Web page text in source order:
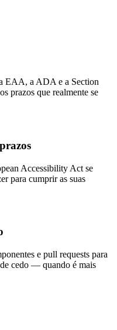
EAA, a ADA e a Section
prazos que realmente se
Accessibility Act se
para cumprir as suas
e pull requests para
cedo — quando é mais